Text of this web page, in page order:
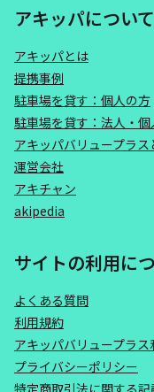
アキッパについて
アキッパとは
提携事例
駐車場を貸す：個人の方
駐車場を貸す：法人・
アキッパバリュープラス
運営会社
アキチャン
akipedia
サイトの利用に
よくある質問
利用規約
アキッパバリュープラス
プライバシーポリシー